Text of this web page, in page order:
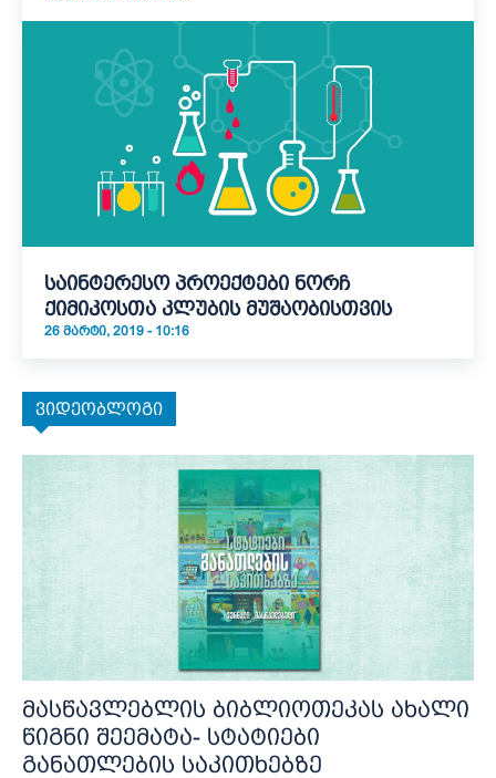
საინტერესო პროექტები ნორჩ
ქიმიკოსთა კლუბის მუშაობისთვის
26 ᲛᲐᲠᲢᲘ, 2019 - 10:16
ვიდეობლოგი
მასწავლებლის ბიბლიოთეკას ახალი
წიგნი შეემატა- სტატიები
განათლების საკითხებზე